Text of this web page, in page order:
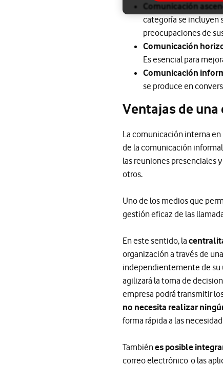
Comunicación
categoría se incluyen
preocupaciones de
Comunicación
Es esencial para
Comunicación
se produce en
Ventajas de
La comunicación interna
de la comunicación
las reuniones presenciales
otros.
Uno de los medios que
gestión eficaz de las
En este sentido, la
organización a través de
independientemente de su
agilizará la toma de
empresa podrá transmitir
no necesita realizar
forma rápida a las
Tambiénes posible
correo electrónico o las